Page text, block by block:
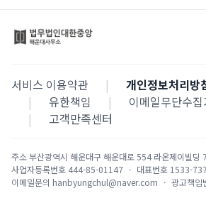
서비스 이용약관 | 개인정보처리방
|
유한책임 |
이메일무단수집
|
고객만족센터
주소부산광역시 해운대구 해운대로 554 라온제이빌딩
사업자등록번호 444-85-01147 · 대표번호 1533-
이메일문의 hanbyungchul@naver.com · 광고책임